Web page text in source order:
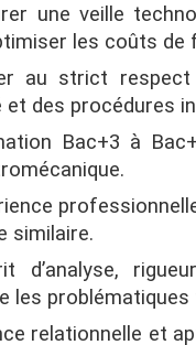
une veille
les coûts
au strict
et des procédures
Bac+3 à
similaire.
d’analyse,
les problématiques
relationnelle et